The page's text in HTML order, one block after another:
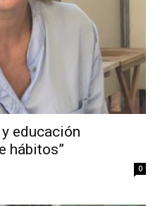
educación
hábitos”
0